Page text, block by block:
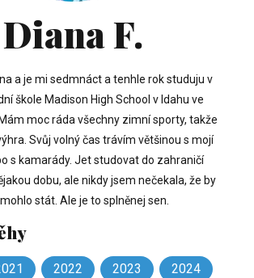
Diana F.
a je mi sedmnáct a tenhle rok studuju v
škole Madison High School v Idahu ve
moc ráda všechny zimní sporty, takže
Svůj volný čas trávím většinou s mojí
s kamarády. Jet studovat do zahraničí
dobu, ale nikdy jsem nečekala, že by
stát. Ale je to splněnej sen.
2022 2023
2024